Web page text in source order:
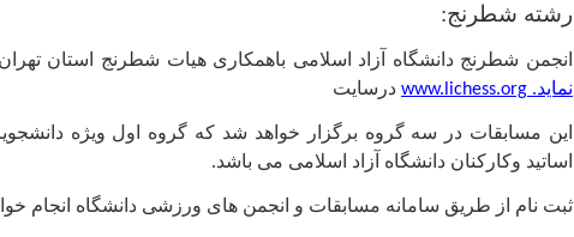
رشته شطرنج:
انجمن شطرنج دانشگاه آزاد اسلامی باهمکاری هیات شطرنج استان
نماید.
درسایت
این مسابقات در سه گروه برگزار خواهد شد که گروه اول ویژه
اساتید وکارکنان دانشگاه آزاد اسلامی می باشد.
ثبت نام از طریق سامانه مسابقات و انجمن های ورزشی دانشگاه انجام